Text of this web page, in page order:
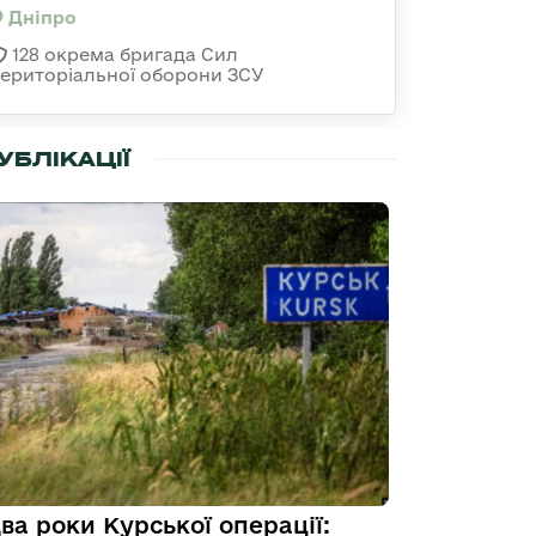
Дніпро
128 окрема бригада Сил
оборони ЗСУ
роки Курської операції: